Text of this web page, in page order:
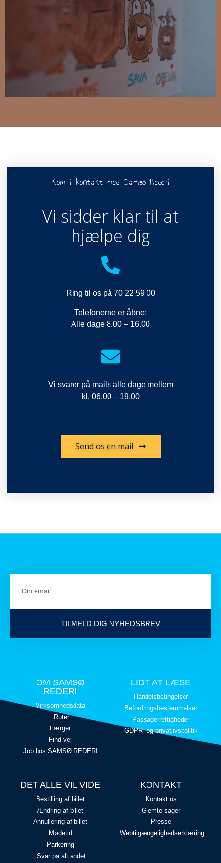
Kom i kontakt med Samsø Rederi
Vi sidder klar til at
hjælpe dig
Ring til os på 70 22 59 00
Telefonerne er åbne:
Alle dage 8.00 – 16.00
Vi svarer på mails alle dage mellem
kl. 06.00 – 19.00
Send os en mail
TILMELD DIG NYHEDSBREV
OM SAMSØ
REDERI
Virksomhedsdata
Ruter
Færger
Find vej
Job hos SAMSØ REDERI
LIDT AT LÆSE
Handelsbetingelser
Befordringsbestemmelser
Passagerrettigheder
GDPR- og privatlivspolitik
DET ALLE VIL VIDE
Bestilling af billet
Ændring af billet
Annullering af billet
Mødetid
Parkering
Svar på alt andet
KONTAKT
Kontakt os
Glemte sager
Presse
Webtilgængelighedserklæring